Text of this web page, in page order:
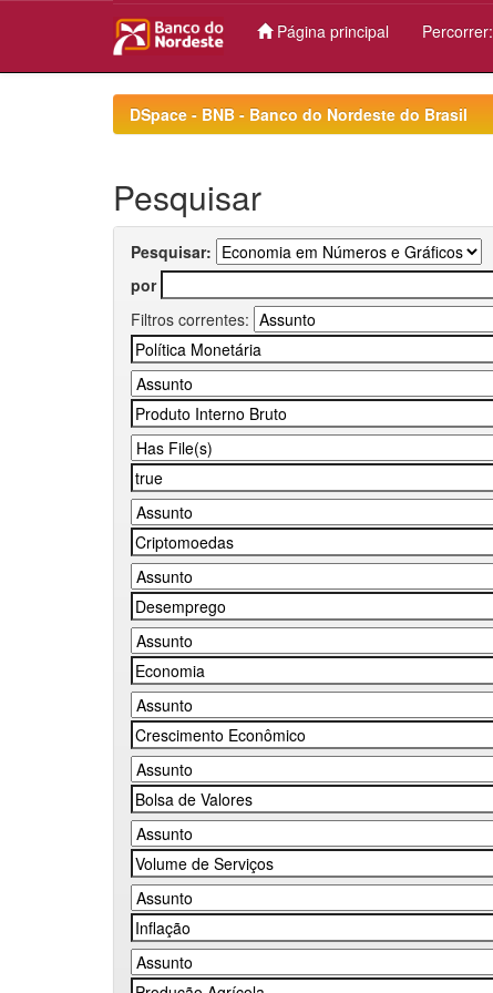
Página principal Percorrer:
DSpace - BNB - Banco do Nordeste do Brasil
Pesquisar
Pesquisar:
por
Filtros correntes: